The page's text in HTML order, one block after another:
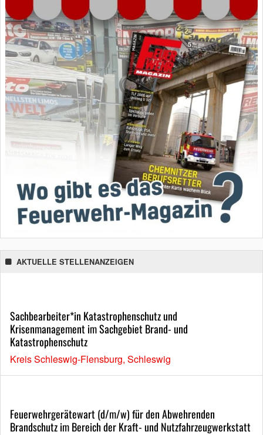
AKTUELLE STELLENANZEIGEN
Sachbearbeiter*in Katastrophenschutz und
Krisenmanagement im Sachgebiet Brand- und
Katastrophenschutz
Kreis Schleswig-Flensburg, Schleswig
Feuerwehrgerätewart (d/m/w) für den Abwehrenden
Brandschutz im Bereich der Kraft- und Nutzfahrzeugwerkstatt